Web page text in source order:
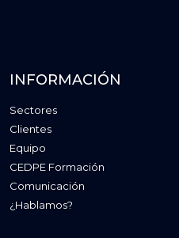
INFORMACIÓN
Sectores
Clientes
Equipo
CEDPE Formación
Comunicación
¿Hablamos?